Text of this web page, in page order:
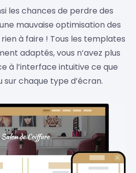
les chances de perdre des
mauvaise optimisation des
rien à faire ! Tous les templates
adaptés, vous n’avez plus
à l’interface intuitive ce que
sur chaque type d’écran.